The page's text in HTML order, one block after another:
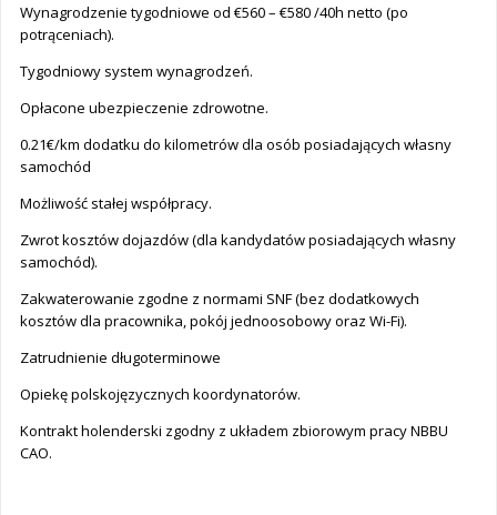
Wynagrodzenie tygodniowe od €560 – €580 /40h netto (po
potrąceniach).
Tygodniowy system wynagrodzeń.
Opłacone ubezpieczenie zdrowotne.
0.21€/km dodatku do kilometrów dla osób posiadających własny
samochód
Możliwość stałej współpracy.
Zwrot kosztów dojazdów (dla kandydatów posiadających własny
samochód).
Zakwaterowanie zgodne z normami SNF (bez dodatkowych
kosztów dla pracownika, pokój jednoosobowy oraz Wi-Fi).
Zatrudnienie długoterminowe
Opiekę polskojęzycznych koordynatorów.
Kontrakt holenderski zgodny z układem zbiorowym pracy NBBU
CAO.